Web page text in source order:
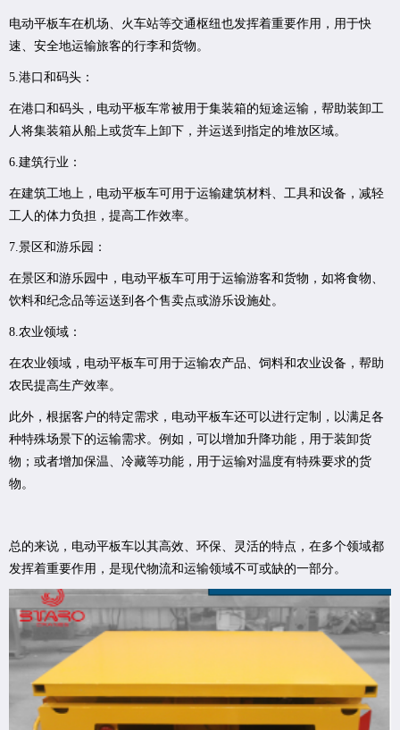
电动平板车在机场、火车站等交通枢纽也发挥着重要作用，用于快
速、安全地运输旅客的行李和货物。
5.港口和码头：
在港口和码头，电动平板车常被用于集装箱的短途运输，帮助装卸工
人将集装箱从船上或货车上卸下，并运送到指定的堆放区域。
6.建筑行业：
在建筑工地上，电动平板车可用于运输建筑材料、工具和设备，减轻
工人的体力负担，提高工作效率。
7.景区和游乐园：
在景区和游乐园中，电动平板车可用于运输游客和货物，如将食物、
饮料和纪念品等运送到各个售卖点或游乐设施处。
8.农业领域：
在农业领域，电动平板车可用于运输农产品、饲料和农业设备，帮助
农民提高生产效率。
此外，根据客户的特定需求，电动平板车还可以进行定制，以满足各
种特殊场景下的运输需求。例如，可以增加升降功能，用于装卸货
物；或者增加保温、冷藏等功能，用于运输对温度有特殊要求的货
物。
总的来说，电动平板车以其高效、环保、灵活的特点，在多个领域都
发挥着重要作用，是现代物流和运输领域不可或缺的一部分。